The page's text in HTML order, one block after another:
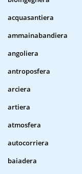
acquasantiera
ammainabandiera
angoliera
antroposfera
arciera
artiera
atmosfera
autocorriera
baiadera